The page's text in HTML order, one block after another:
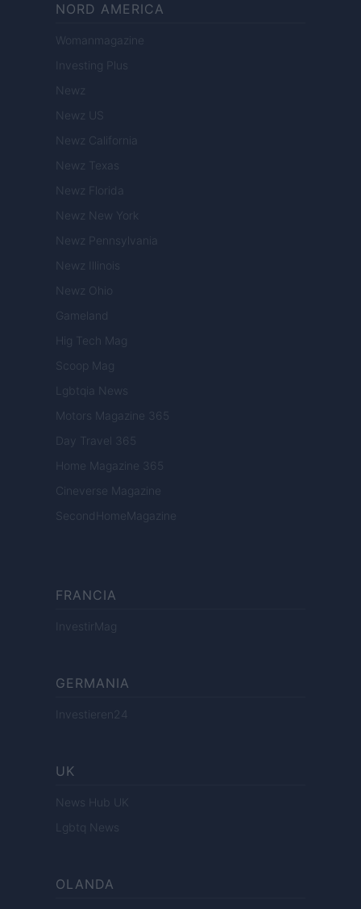
NORD AMERICA
Womanmagazine
Investing Plus
Newz
Newz US
Newz California
Newz Texas
Newz Florida
Newz New York
Newz Pennsylvania
Newz Illinois
Newz Ohio
Gameland
Hig Tech Mag
Scoop Mag
Lgbtqia News
Motors Magazine 365
Day Travel 365
Home Magazine 365
Cineverse Magazine
SecondHomeMagazine
FRANCIA
InvestirMag
GERMANIA
Investieren24
UK
News Hub UK
Lgbtq News
OLANDA